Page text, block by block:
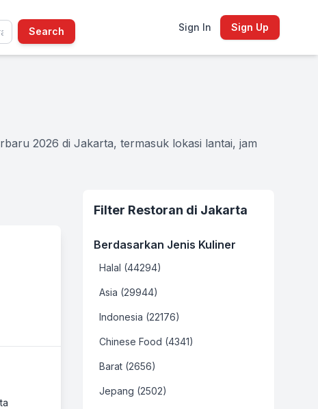
Search Sign In Sign Up
2026 di Jakarta, termasuk lokasi lantai, jam
Filter Restoran di Jakarta
Berdasarkan Jenis Kuliner
Halal (44294)
Asia (29944)
Indonesia (22176)
Chinese Food (4341)
Barat (2656)
Jepang (2502)